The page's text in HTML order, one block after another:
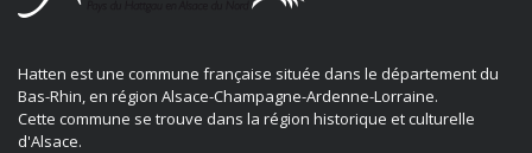
Hatten est une commune française située dans le département du
Bas-Rhin, en région Alsace-Champagne-Ardenne-Lorraine.
Cette commune se trouve dans la région historique et culturelle
d'Alsace.